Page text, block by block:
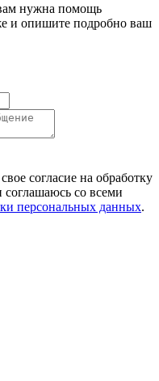
нужна помощь
и опишите подробно ваш
согласие на обработку
со всеми
персональных данных.